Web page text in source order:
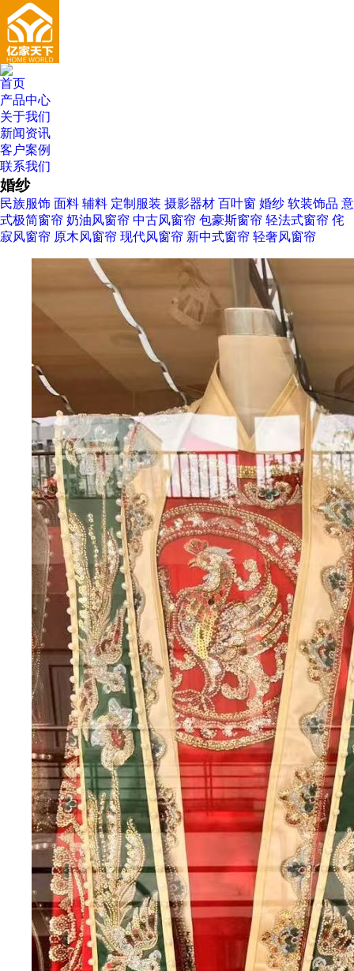
首页
产品中心
关于我们
新闻资讯
客户案例
联系我们
婚纱
民族服饰 面料 辅料 定制服装 摄影器材 百叶窗 婚纱 软装饰品 意
式极简窗帘 奶油风窗帘 中古风窗帘 包豪斯窗帘 轻法式窗帘 侘
寂风窗帘 原木风窗帘 现代风窗帘 新中式窗帘 轻奢风窗帘